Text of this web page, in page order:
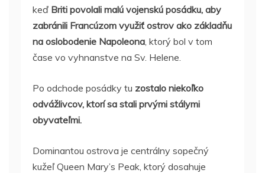
keď Briti povolali malú vojenskú posádku, aby
zabránili Francúzom využiť ostrov ako základňu
na oslobodenie Napoleona, ktorý bol v tom
čase vo vyhnanstve na Sv. Helene.
Po odchode posádky tu zostalo niekoľko
odvážlivcov, ktorí sa stali prvými stálymi
obyvateľmi.
Dominantou ostrova je centrálny sopečný
kužeľ Queen Mary’s Peak, ktorý dosahuje